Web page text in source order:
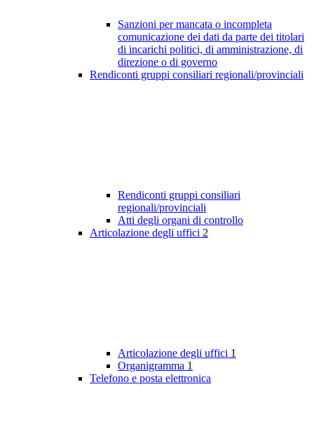
Sanzioni per mancata o incompleta
comunicazione dei dati da parte dei titolari
di incarichi politici, di amministrazione, di
direzione o di governo
Rendiconti gruppi consiliari regionali/provinciali
Rendiconti gruppi consiliari
regionali/provinciali
Atti degli organi di controllo
Articolazione degli uffici 2
Articolazione degli uffici 1
Organigramma 1
Telefono e posta elettronica